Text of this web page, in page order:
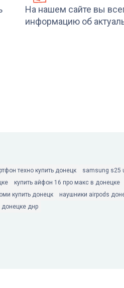
На нашем сайте вы
информацию об
техно купить донецк
samsung s25
купить айфон 16 про макс в донецке
купить донецк наушники airpods
донецке днр